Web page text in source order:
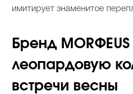
имитирует знаменитое
Бренд
леопардовую
встречи весны